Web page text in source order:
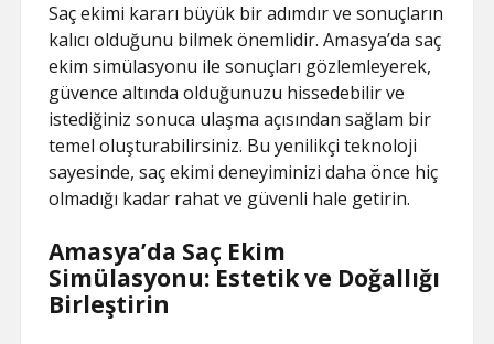
Saç ekimi kararı büyük bir adımdır ve sonuçların
kalıcı olduğunu bilmek önemlidir. Amasya’da saç
ekim simülasyonu ile sonuçları gözlemleyerek,
güvence altında olduğunuzu hissedebilir ve
istediğiniz sonuca ulaşma açısından sağlam bir
temel oluşturabilirsiniz. Bu yenilikçi teknoloji
sayesinde, saç ekimi deneyiminizi daha önce hiç
olmadığı kadar rahat ve güvenli hale getirin.
Amasya’da Saç Ekim
Simülasyonu: Estetik ve Doğallığı
Birleştirin